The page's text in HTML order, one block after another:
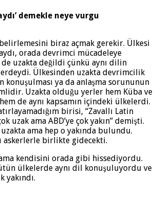
demekle neye vurgu
belirlemesini biraz açmak gerekir. Ülkesi
orada devrimci mücadeleye
de uzakta değildi çünkü aynı dilin
Ülkesinden uzakta devrimcilik
konuşulması ya da anlaşma sorununun
Uzakta olduğu yerler hem Küba ve
de aynı kapsamın içindeki ülkelerdi.
birisi, “Zavallı Latin
uzak ama ABD’ye çok yakın” demişti.
ama hep o yakında bulundu.
askerlerle birlikte gidecekti.
kendisini orada gibi hissediyordu.
ülkelerde aynı dil konuşuluyordu ve
yakındı.